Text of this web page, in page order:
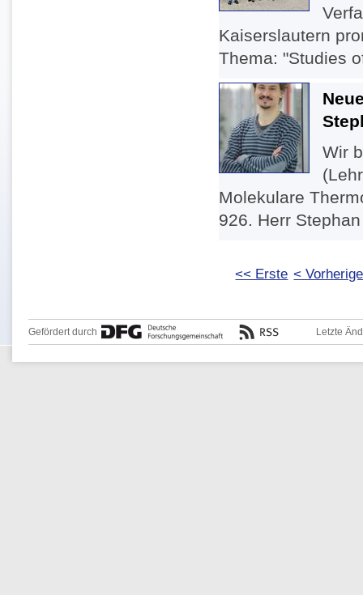
Kaiserslautern
Thema: "Studies
Wir
Molekulare
926. Herr
<< Erste < Vorherige
Gefördert durch Letzte